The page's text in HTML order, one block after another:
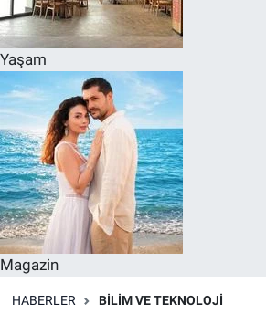
Yaşam
Magazin
HABERLER BILIM VE TEKNOLOJI